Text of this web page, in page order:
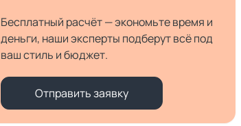
Бесплатный расчёт — экономьте время и
деньги, наши эксперты подберут всё под
ваш стиль и бюджет.
Отправить заявку